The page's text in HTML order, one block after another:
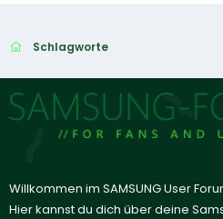
Schlagworte
Willkommen im SAMSUNG User
Hier kannst du dich über deine